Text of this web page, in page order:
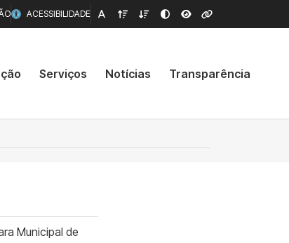
ACESSIBILIDADE
Serviços Notícias Transparência
Municipal de